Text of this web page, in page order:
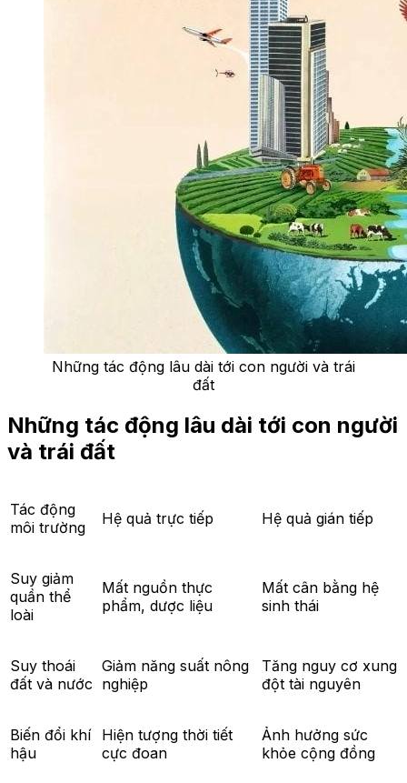
Những tác động lâu dài tới con người và trái
đất
Những tác động lâu dài tới con người
và trái đất
Tác động
môi trường
Hệ quả trực tiếp Hệ quả gián tiếp
Suy giảm
quần thể
loài
Mất nguồn thực
phẩm, dược liệu
Mất cân bằng hệ
sinh thái
Suy thoái
đất và nước
Giảm năng suất nông
nghiệp
Tăng nguy cơ xung
đột tài nguyên
Biến đổi khí
hậu
Hiện tượng thời tiết
cực đoan
Ảnh hưởng sức
khỏe cộng đồng